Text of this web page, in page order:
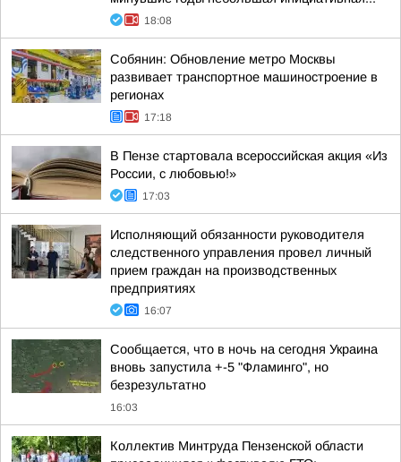
18:08
Собянин: Обновление метро Москвы
развивает транспортное машиностроение в
регионах
17:18
В Пензе стартовала всероссийская акция «Из
России, с любовью!»
17:03
Исполняющий обязанности руководителя
следственного управления провел личный
прием граждан на производственных
предприятиях
16:07
Сообщается, что в ночь на сегодня Украина
вновь запустила +-5 "Фламинго", но
безрезультатно
16:03
Коллектив Минтруда Пензенской области